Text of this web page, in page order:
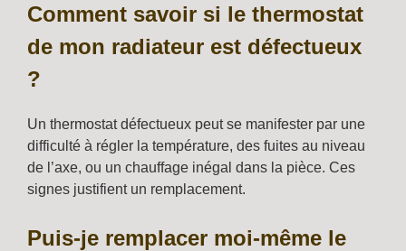
Comment savoir si le thermostat
de mon radiateur est défectueux
?
Un thermostat défectueux peut se manifester par une
difficulté à régler la température, des fuites au niveau
de l’axe, ou un chauffage inégal dans la pièce. Ces
signes justifient un remplacement.
Puis-je remplacer moi-même le